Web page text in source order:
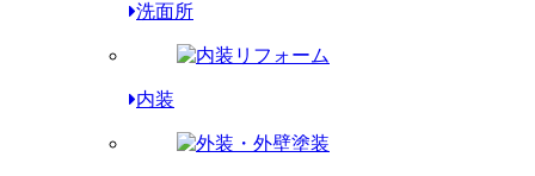
洗面所
内装